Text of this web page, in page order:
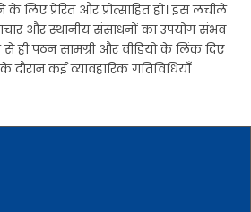
लिए प्रेरित और प्रोत्साहित हों। इस लचीले
और स्थानीय संसाधनों का उपयोग संभव
से ही पठन सामग्री और वीडियो के लिंक दिए
कई व्यावहारिक गतिविधियाँ